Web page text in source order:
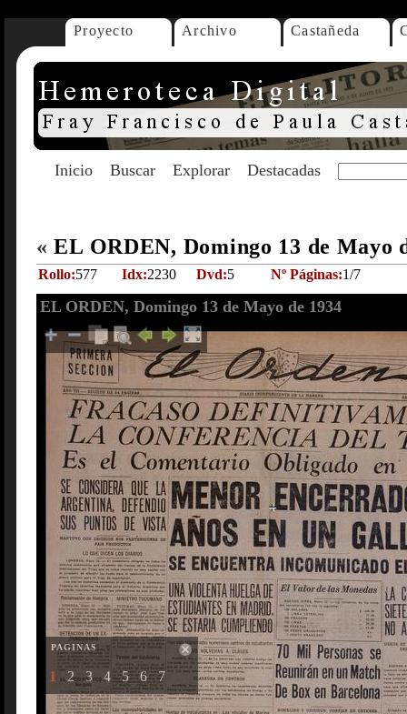
Proyecto Archivo Castañeda
Inicio Buscar Explorar Destacadas
« EL ORDEN, Domingo 13 de Mayo
Rollo:577 Idx:2230 Dvd:5 Nº Páginas:1/7
EL ORDEN, Domingo 13 de Mayo de 1934
PAGINAS
1 2 3 4 5 6 7